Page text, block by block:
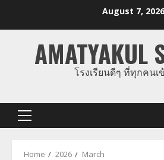
August 7, 2026
AMATYAKUL
โรงเรียนดีๆ ที่ทุกคนเ
Primary
Home 2026 March